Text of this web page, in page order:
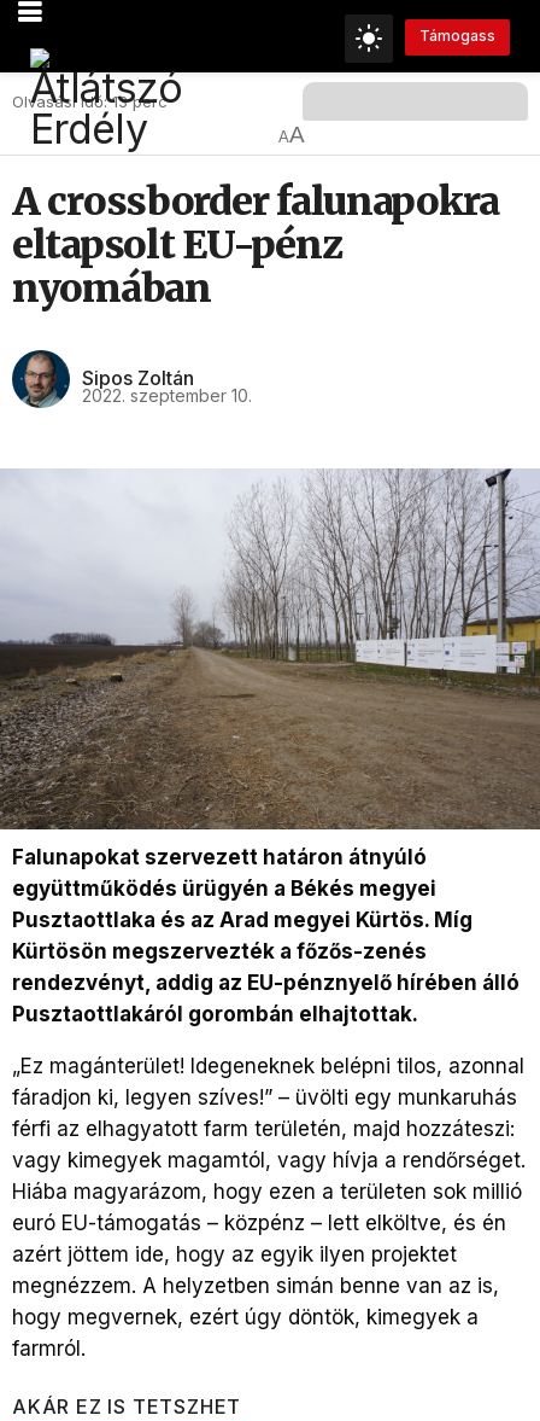
Támogass
Olvasási Idő: 13 perc
AA
A crossborder falunapokra
eltapsolt EU-pénz
nyomában
Sipos Zoltán
2022. szeptember 10.
Falunapokat szervezett határon átnyúló
együttműködés ürügyén a Békés megyei
Pusztaottlaka és az Arad megyei Kürtös. Míg
Kürtösön megszervezték a főzős-zenés
rendezvényt, addig az EU-pénznyelő hírében álló
Pusztaottlakáról gorombán elhajtottak.
„Ez magánterület! Idegeneknek belépni tilos, azonnal
fáradjon ki, legyen szíves!” – üvölti egy munkaruhás
férfi az elhagyatott farm területén, majd hozzáteszi:
vagy kimegyek magamtól, vagy hívja a rendőrséget.
Hiába magyarázom, hogy ezen a területen sok millió
euró EU-támogatás – közpénz – lett elköltve, és én
azért jöttem ide, hogy az egyik ilyen projektet
megnézzem. A helyzetben simán benne van az is,
hogy megvernek, ezért úgy döntök, kimegyek a
farmról.
AKÁR EZ IS TETSZHET